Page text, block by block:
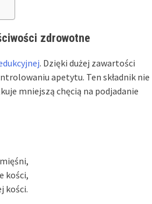
zdrowotne
. Dzięki dużej zawartości
apetytu. Ten składnik nie
mniejszą chęcią na podjadanie
kości,
kości.